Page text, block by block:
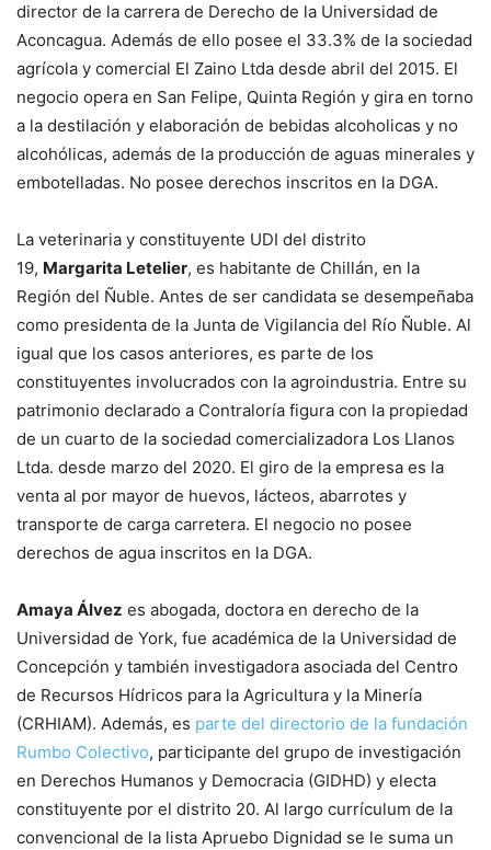
director de la carrera de Derecho de la Universidad de
Aconcagua. Además de ello posee el 33.3% de la sociedad
agrícola y comercial El Zaino Ltda desde abril del 2015. El
negocio opera en San Felipe, Quinta Región y gira en torno
a la destilación y elaboración de bebidas alcoholicas y no
alcohólicas, además de la producción de aguas minerales y
embotelladas. No posee derechos inscritos en la DGA.
La veterinaria y constituyente UDI del distrito
19, Margarita Letelier, es habitante de Chillán, en la
Región del Ñuble. Antes de ser candidata se desempeñaba
como presidenta de la Junta de Vigilancia del Río Ñuble. Al
igual que los casos anteriores, es parte de los
constituyentes involucrados con la agroindustria. Entre su
patrimonio declarado a Contraloría figura con la propiedad
de un cuarto de la sociedad comercializadora Los Llanos
Ltda. desde marzo del 2020. El giro de la empresa es la
venta al por mayor de huevos, lácteos, abarrotes y
transporte de carga carretera. El negocio no posee
derechos de agua inscritos en la DGA.
Amaya Álvez es abogada, doctora en derecho de la
Universidad de York, fue académica de la Universidad de
Concepción y también investigadora asociada del Centro
de Recursos Hídricos para la Agricultura y la Minería
(CRHIAM). Además, es parte del directorio de la fundación
Rumbo Colectivo, participante del grupo de investigación
en Derechos Humanos y Democracia (GIDHD) y electa
constituyente por el distrito 20. Al largo currículum de la
convencional de la lista Apruebo Dignidad se le suma un